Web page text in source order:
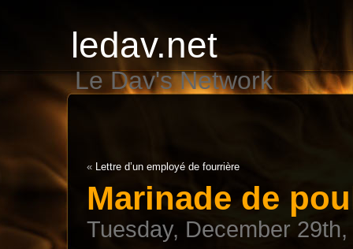
ledav.net
Le Dav's Network
« Lettre d’un employé de fourrière
Marinade de
Tuesday, December